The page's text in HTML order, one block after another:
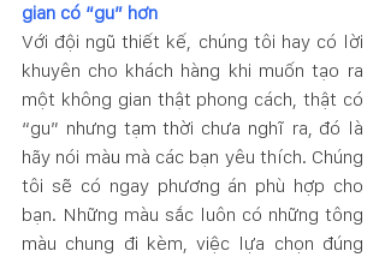
gian có “gu” hơn
Với đội ngũ thiết kế, chúng tôi hay có lời
khuyên cho khách hàng khi muốn tạo ra
một không gian thật phong cách, thật có
“gu” nhưng tạm thời chưa nghĩ ra, đó là
hãy nói màu mà các bạn yêu thích. Chúng
tôi sẽ có ngay phương án phù hợp cho
bạn. Những màu sắc luôn có những tông
màu chung đi kèm, việc lựa chọn đúng